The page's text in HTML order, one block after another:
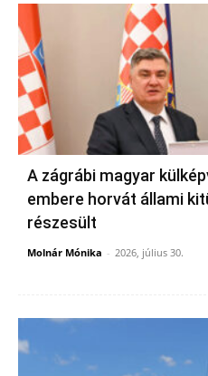
A zágrábi magyar
embere horvát állami
részesült
Molnár Mónika - 2026, július 30.